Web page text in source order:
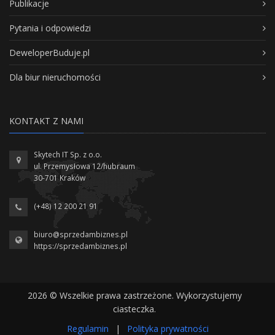
Publikacje
Pytania i odpowiedzi
DeweloperBuduje.pl
Dla biur nieruchomości
KONTAKT Z NAMI
Skytech IT Sp. z o.o.
ul. Przemysłowa 12/hubraum
30-701 Kraków
(+48) 12 200 21 91
biuro@sprzedambiznes.pl
https://sprzedambiznes.pl
2026 © Wszelkie prawa zastrzeżone. Wykorzystujemy
ciasteczka.
Regulamin
| Polityka prywatności